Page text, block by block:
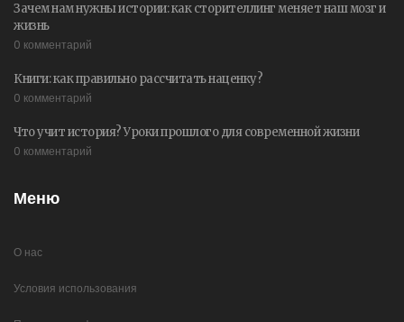
Зачем нам нужны истории: как сторителлинг меняет наш мозг и
жизнь
0 комментарий
Книги: как правильно рассчитать наценку?
0 комментарий
Что учит история? Уроки прошлого для современной жизни
0 комментарий
Меню
О нас
Условия использования